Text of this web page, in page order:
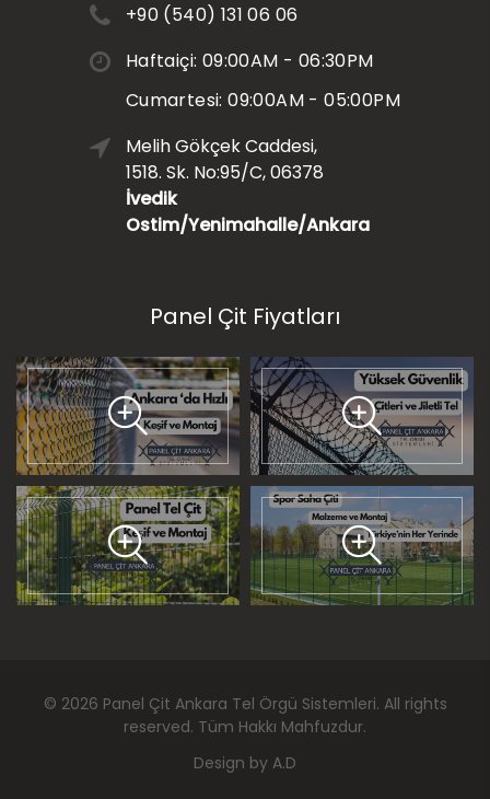
+90 (540) 131 06 06
Haftaiçi: 09:00AM - 06:30PM
Cumartesi: 09:00AM - 05:00PM
Melih Gökçek Caddesi,
1518. Sk. No:95/C, 06378
İvedik
Ostim/Yenimahalle/Ankara
Panel Çit Fiyatları
© 2026 Panel Çit Ankara Tel Örgü Sistemleri. All rights
reserved. Tüm Hakkı Mahfuzdur.
Design by A.D